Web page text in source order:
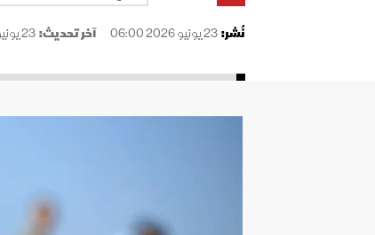
نُشر:23 يونيو 2026 06:00 آخر تحديث:23 يونيو 2026 06:00